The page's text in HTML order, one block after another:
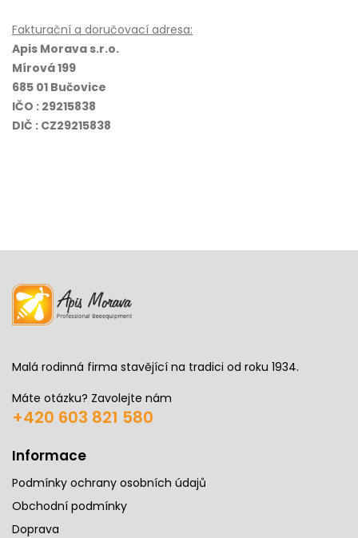
Fakturační a doručovací adresa:
Apis Morava s.r.o.
Mírová 199
685 01 Bučovice
IČO : 29215838
DIČ : CZ29215838
Malá rodinná firma stavějící na tradici od roku 1934.
Máte otázku? Zavolejte nám
+420 603 821 580
Informace
Podmínky ochrany osobních údajů
Obchodní podmínky
Doprava